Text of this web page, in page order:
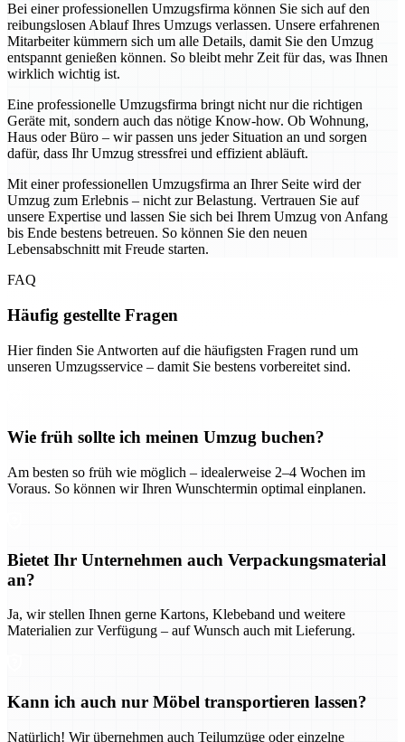
Bei einer professionellen Umzugsfirma können Sie sich auf den
reibungslosen Ablauf Ihres Umzugs verlassen. Unsere erfahrenen
Mitarbeiter kümmern sich um alle Details, damit Sie den Umzug
entspannt genießen können. So bleibt mehr Zeit für das, was Ihnen
wirklich wichtig ist.
Eine professionelle Umzugsfirma bringt nicht nur die richtigen
Geräte mit, sondern auch das nötige Know-how. Ob Wohnung,
Haus oder Büro – wir passen uns jeder Situation an und sorgen
dafür, dass Ihr Umzug stressfrei und effizient abläuft.
Mit einer professionellen Umzugsfirma an Ihrer Seite wird der
Umzug zum Erlebnis – nicht zur Belastung. Vertrauen Sie auf
unsere Expertise und lassen Sie sich bei Ihrem Umzug von Anfang
bis Ende bestens betreuen. So können Sie den neuen
Lebensabschnitt mit Freude starten.
FAQ
Häufig gestellte Fragen
Hier finden Sie Antworten auf die häufigsten Fragen rund um
unseren Umzugsservice – damit Sie bestens vorbereitet sind.
Wie früh sollte ich meinen Umzug buchen?
Am besten so früh wie möglich – idealerweise 2–4 Wochen im
Voraus. So können wir Ihren Wunschtermin optimal einplanen.
Bietet Ihr Unternehmen auch Verpackungsmaterial
an?
Ja, wir stellen Ihnen gerne Kartons, Klebeband und weitere
Materialien zur Verfügung – auf Wunsch auch mit Lieferung.
Kann ich auch nur Möbel transportieren lassen?
Natürlich! Wir übernehmen auch Teilumzüge oder einzelne